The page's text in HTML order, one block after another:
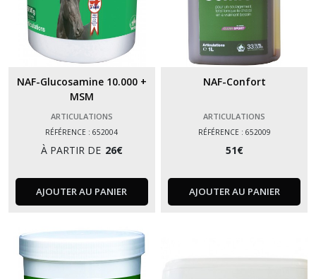
NAF-Glucosamine 10.000 +
MSM
ARTICULATIONS
RÉFÉRENCE : 652004
À PARTIR DE 26€
AJOUTER AU PANIER
NAF-Confort
ARTICULATIONS
RÉFÉRENCE : 652009
51€
AJOUTER AU PANIER